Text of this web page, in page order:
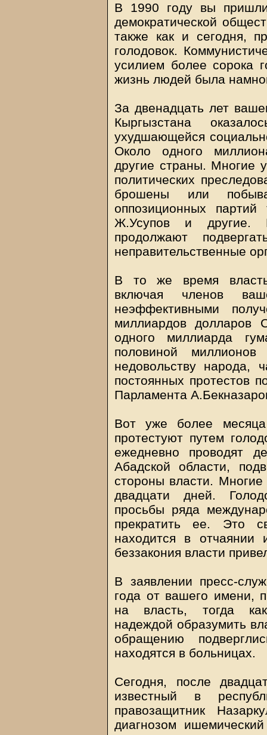
В 1990 году вы пришли
демократической
также как и сегодня,
голодовок.
усилием более сорока
жизнь людей была
За двенадцать лет
Кыргызстана
ухудшающейся
Около одного
другие страны. Многие
политических
брошены или
оппозиционных партий
Ж.Усупов и другие.
продолжают
неправительственные
В то же время власть
включая членов
неэффективными
миллиардов
одного миллиарда
половиной
недовольству народа,
постоянных протестов
Парламента
Вот уже более месяца
протестуют путем
ежедневно проводят
Абадской области,
стороны власти.
двадцати дней.
просьбы ряда
прекратить ее. Это
находится в отчаянии
беззакония власти
В заявлении пресс-
года от вашего имени,
на власть, тогда как
надеждой образумить
обращению
находятся в больницах.
Сегодня, после
известный в
правозащитник
диагнозом